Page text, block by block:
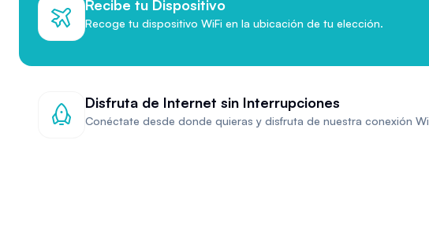
Recibe tu Dispositivo
Recoge tu dispositivo WiFi en la ubicación de tu elección.
Disfruta de Internet sin Interrupciones
Conéctate desde donde quieras y disfruta de nuestra conexión